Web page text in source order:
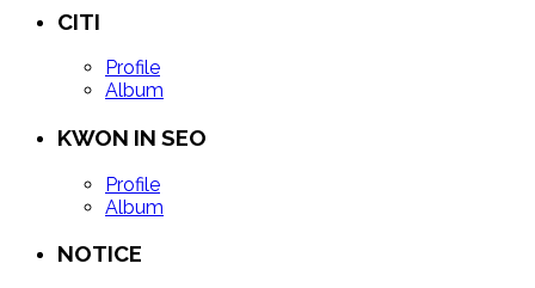
CITI
Profile
Album
KWON IN SEO
Profile
Album
NOTICE